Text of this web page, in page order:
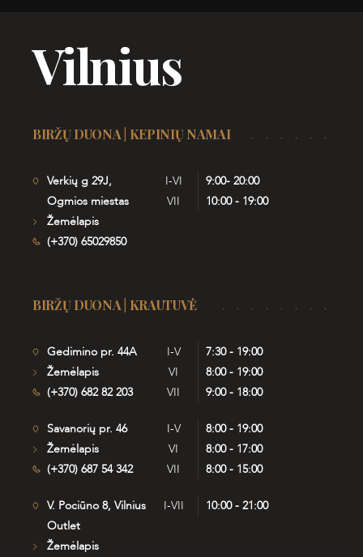
Vilnius
BIRŽŲ DUONA | KEPINIŲ NAMAI
Verkių g 29J,
Ogmios miestas
Žemėlapis
(+370) 65029850
I-VI
9:00- 20:00
VII
10:00 - 19:00
BIRŽŲ DUONA | KRAUTUVĖ
Gedimino pr. 44A
Žemėlapis
(+370) 682 82 203
I-V
7:30 - 19:00
VI
8:00 - 19:00
VII
9:00 - 18:00
Savanorių pr. 46
Žemėlapis
(+370) 687 54 342
I-V
8:00 - 19:00
VI
8:00 - 17:00
VII
8:00 - 15:00
V. Pociūno 8, Vilnius
Outlet
Žemėlapis
I-VII 10:00 - 21:00